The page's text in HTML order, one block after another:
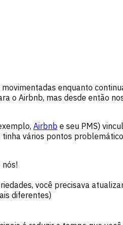
enquanto
o Airbnb, mas desde então
Airbnb e seu PMS)
vários pontos
nós!
você precisava
diferentes)